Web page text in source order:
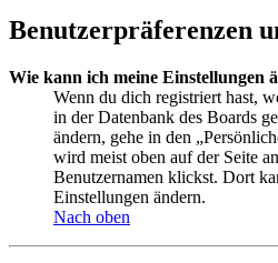
Benutzerpräferenzen
Wie kann ich meine Einstellungen
Wenn du dich registriert hast,
in der Datenbank des Boards
ändern, gehe in den
wird meist oben auf der Seite
Benutzernamen klickst. Dort
Einstellungen ändern.
Nach oben